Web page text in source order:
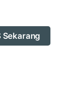
Sekarang